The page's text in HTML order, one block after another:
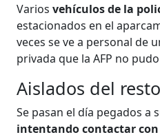
Varios vehículos de la
estacionados en el
veces se ve a personal de
privada que la AFP no
Aislados del resto
Se pasan el día pegados a
intentando contactar